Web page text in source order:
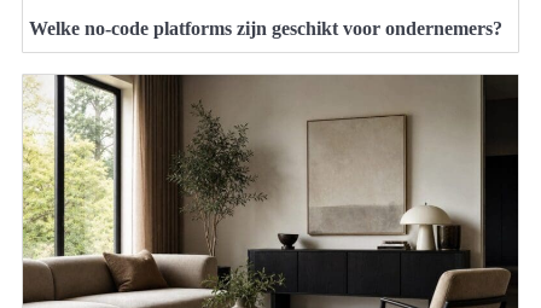
Welke no-code platforms zijn geschikt voor ondernemers?